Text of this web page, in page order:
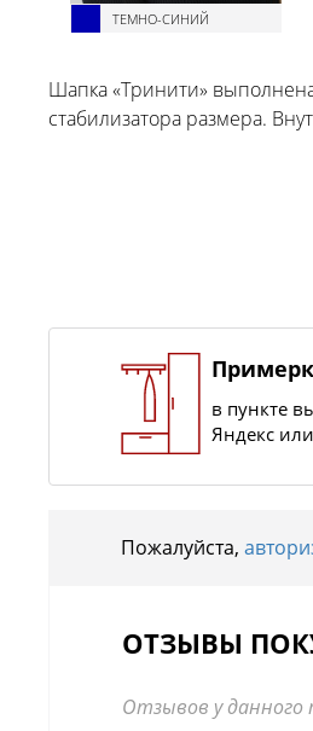
ТЕМНО-СИНИЙ
Шапка «Тринити»
стабилизатора размера.
в пункте
Яндекс
Пожалуйста,
ОТЗЫВЫ
Отзывов у данного